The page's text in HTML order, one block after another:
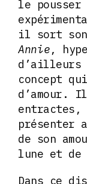
le
il sort son
Annie,
d’ailleurs
concept
d’amour.
entractes,
présenter
de son
lune et de
Dans ce